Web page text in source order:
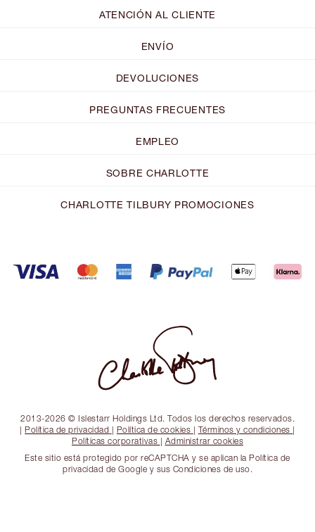
ATENCIÓN AL CLIENTE
ENVÍO
DEVOLUCIONES
PREGUNTAS FRECUENTES
EMPLEO
SOBRE CHARLOTTE
CHARLOTTE TILBURY PROMOCIONES
2013-2026 © Islestarr Holdings Ltd. Todos los derechos reservados.
| Política de privacidad | Política de cookies | Términos y condiciones |
Políticas corporativas | Administrar cookies
Este sitio está protegido por reCAPTCHA y se aplican la Política de
privacidad de Google y sus Condiciones de uso.